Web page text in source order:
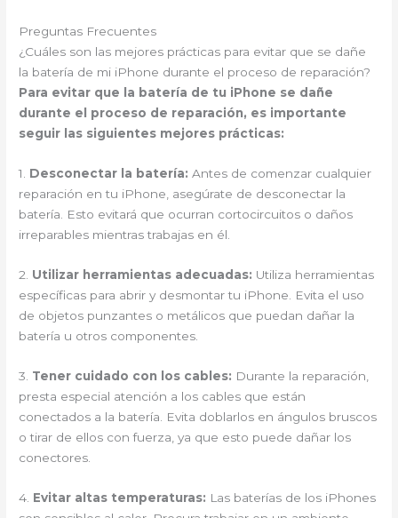
Preguntas Frecuentes
¿Cuáles son las mejores prácticas para evitar que se dañe
la batería de mi iPhone durante el proceso de reparación?
Para evitar que la batería de tu iPhone se dañe
durante el proceso de reparación, es importante
seguir las siguientes mejores prácticas:
1. Desconectar la batería: Antes de comenzar cualquier
reparación en tu iPhone, asegúrate de desconectar la
batería. Esto evitará que ocurran cortocircuitos o daños
irreparables mientras trabajas en él.
2. Utilizar herramientas adecuadas: Utiliza herramientas
específicas para abrir y desmontar tu iPhone. Evita el uso
de objetos punzantes o metálicos que puedan dañar la
batería u otros componentes.
3. Tener cuidado con los cables: Durante la reparación,
presta especial atención a los cables que están
conectados a la batería. Evita doblarlos en ángulos bruscos
o tirar de ellos con fuerza, ya que esto puede dañar los
conectores.
4. Evitar altas temperaturas: Las baterías de los iPhones